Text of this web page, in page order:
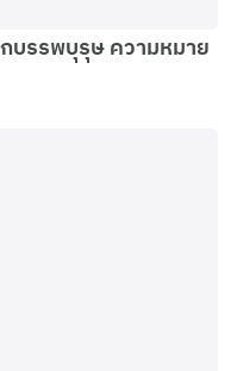
บรรพบุรุษ ความหมาย